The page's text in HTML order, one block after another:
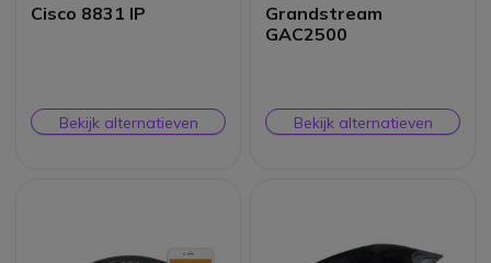
Cisco 8831 IP
Bekijk alternatieven
Grandstream
GAC2500
Bekijk alternatieven